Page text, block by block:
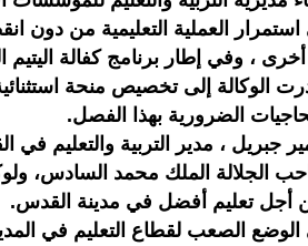
العملية التعليمية من دون
الوكالة إلى تخصيص منحة
الضرورية بهذا الفصل.
جبريل ، مدير التربية والتعليم
الجلالة الملك محمد السادس،
أجل تعليم أفضل في مدينة القدس.
الوضع الصعب لقطاع التعليم في